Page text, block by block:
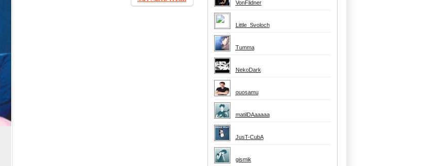
VonFlidner
Little_Svoloch
Tumma
NekoDark
ouosamu
matilDAaaaaa
JusT-CubA
gismik